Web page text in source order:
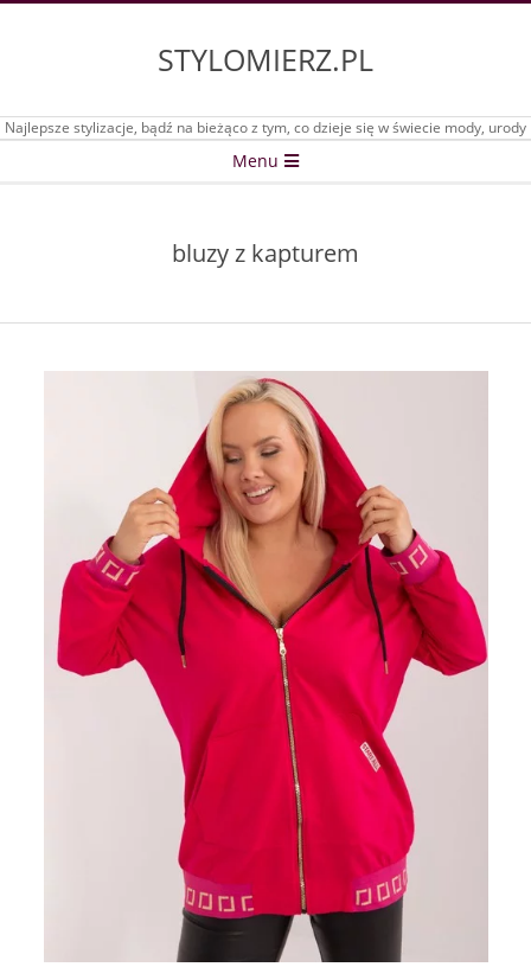
STYLOMIERZ.PL
Najlepsze stylizacje, bądź na bieżąco z tym, co dzieje się w świecie mody, urody
Menu
bluzy z kapturem